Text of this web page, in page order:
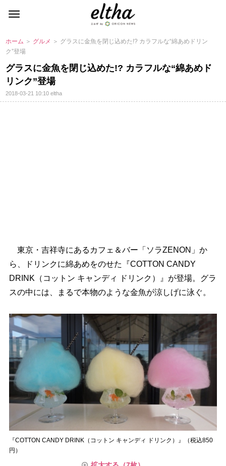
ホーム ＞ グルメ ＞ グラスに金魚を閉じ込めた!? カラフルな“綿あめドリン
ク”登場
グラスに金魚を閉じ込めた!? カラフルな“綿あめド
リンク”登場
2018-03-21 10:10eltha
東京・吉祥寺にあるカフェ＆バー「ソラZENON」か
ら、ドリンクに綿あめをのせた『COTTON CANDY
DRINK（コットン キャンディ ドリンク）』が登場。グラ
スの中には、まるで本物のような金魚が涼しげに泳ぐ。
『COTTON CANDY DRINK（コットン キャンディ ドリンク）』（税込850
円）